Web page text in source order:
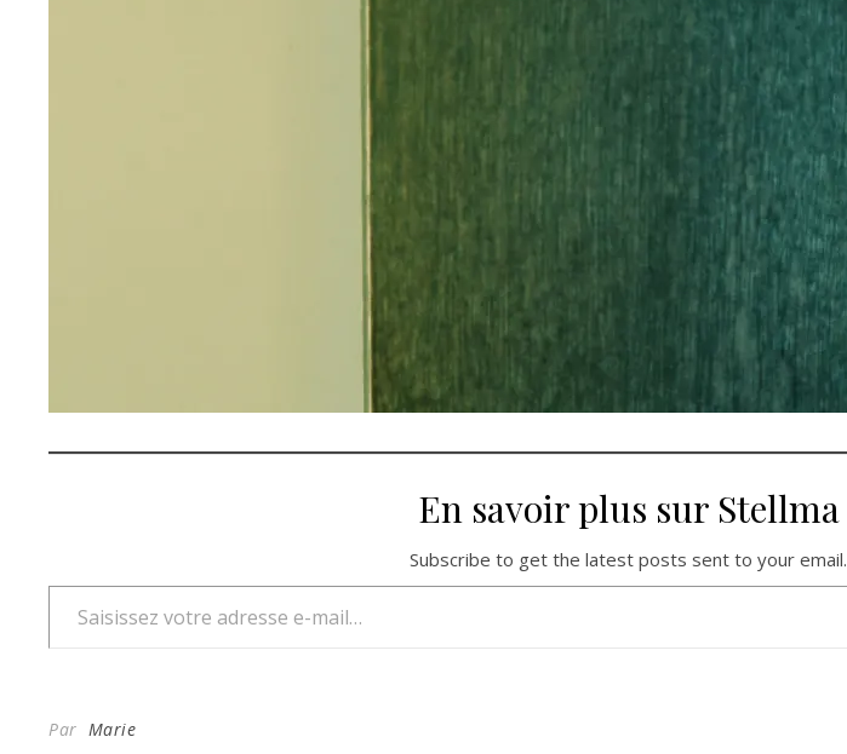
En savoir plus sur Stellma
Subscribe to get the latest posts sent to your email.
Saisissez votre adresse e-mail…
Par Marie